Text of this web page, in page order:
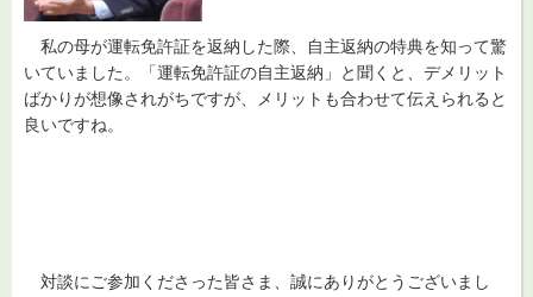
私の母が運転免許証を返納した際、自主返納の特典を知って驚
いていました。「運転免許証の自主返納」と聞くと、デメリット
ばかりが想像されがちですが、メリットも合わせて伝えられると
良いですね。
対談にご参加くださった皆さま、誠にありがとうございまし